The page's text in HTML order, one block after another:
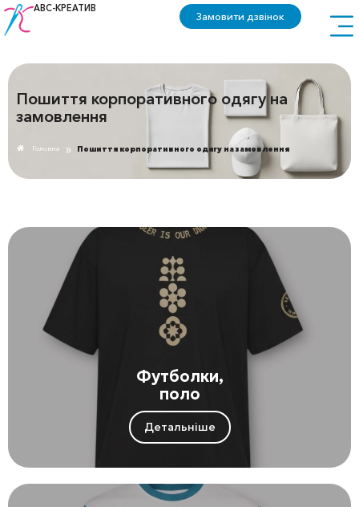
АВС-КРЕАТИВ
Замовити дзвінок
Пошиття корпоративного одягу на
замовлення
Головна » Пошиття корпоративного одягу на замовлення
Футболки,
поло
Детальніше